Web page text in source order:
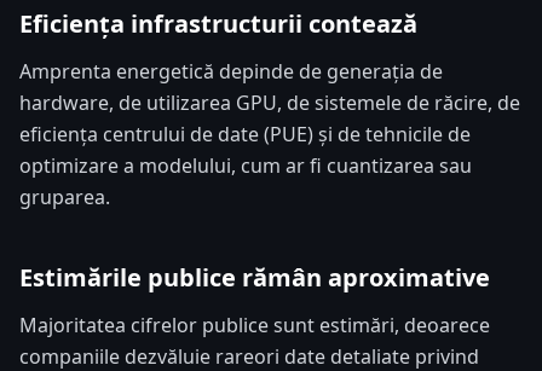
Eficiența infrastructurii contează
Amprenta energetică depinde de generația de
hardware, de utilizarea GPU, de sistemele de răcire, de
eficiența centrului de date (PUE) și de tehnicile de
optimizare a modelului, cum ar fi cuantizarea sau
gruparea.
Estimările publice rămân aproximative
Majoritatea cifrelor publice sunt estimări, deoarece
companiile dezvăluie rareori date detaliate privind